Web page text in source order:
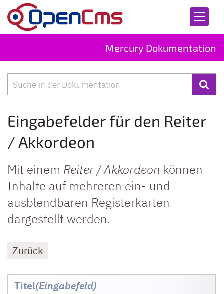
Zum Inhalt springen
Mercury Dokumentation
Eingabefelder für den Reiter
/ Akkordeon
Mit einem Reiter / Akkordeon können
Inhalte auf mehreren ein- und
ausblendbaren Registerkarten
dargestellt werden.
Zurück
Titel(Eingabefeld)
Suche